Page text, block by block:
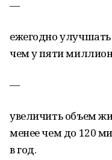
—
ежегодно
чем у пяти
—
увеличить объем
менее чем до 120
в год.